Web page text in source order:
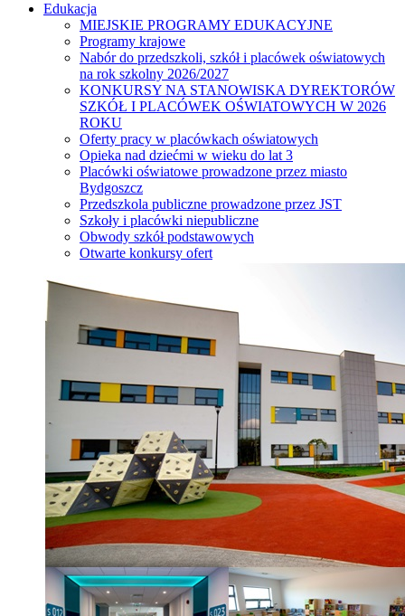
Edukacja
MIEJSKIE PROGRAMY EDUKACYJNE
Programy krajowe
Nabór do przedszkoli, szkół i placówek oświatowych
na rok szkolny 2026/2027
KONKURSY NA STANOWISKA DYREKTORÓW
SZKÓŁ I PLACÓWEK OŚWIATOWYCH W 2026
ROKU
Oferty pracy w placówkach oświatowych
Opieka nad dziećmi w wieku do lat 3
Placówki oświatowe prowadzone przez miasto
Bydgoszcz
Przedszkola publiczne prowadzone przez JST
Szkoły i placówki niepubliczne
Obwody szkół podstawowych
Otwarte konkursy ofert